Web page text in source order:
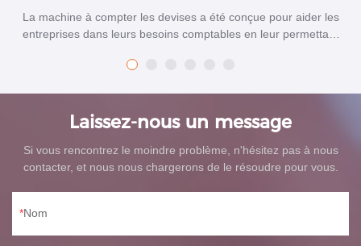
La machine à compter les devises a été conçue pour aider les
entreprises dans leurs besoins comptables en leur permettant
les entreprises à prendre des décisions éclairées concernant
des machines à compter les devises et de leur
Laissez-nous un message
Si vous rencontrez le moindre problème, n'hésitez pas à nous
contacter, et nous nous chargerons de le résoudre pour vous.
Nom